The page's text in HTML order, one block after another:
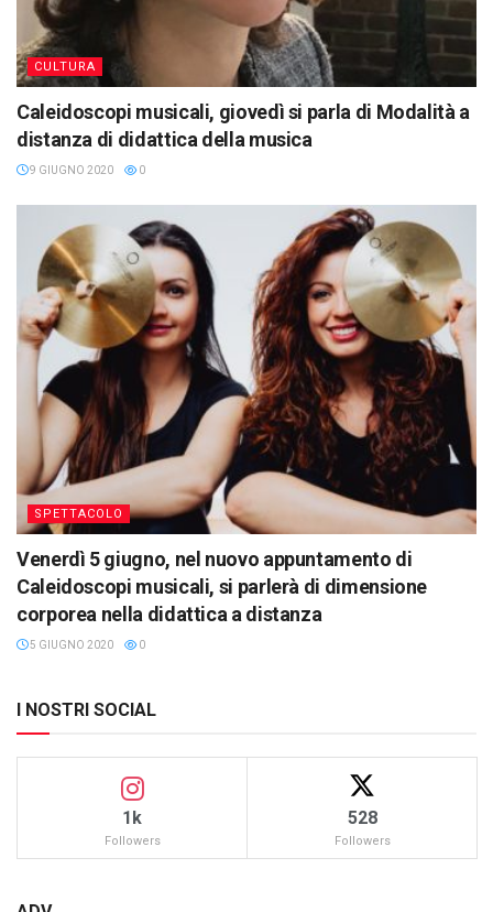
CULTURA
Caleidoscopi musicali, giovedì si parla di Modalità a
distanza di didattica della musica
9 GIUGNO 2020 0
SPETTACOLO
Venerdì 5 giugno, nel nuovo appuntamento di
Caleidoscopi musicali, si parlerà di dimensione
corporea nella didattica a distanza
5 GIUGNO 2020 0
I NOSTRI SOCIAL
1k
Followers
528
Followers